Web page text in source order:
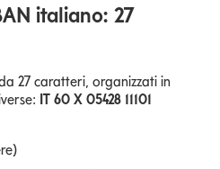
italiano: 27
27 caratteri, organizzati in
IT 60 X 05428 11101